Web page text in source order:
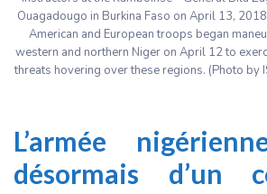
Ouagadougo in Burkina Faso on April 13,
American and European troops began
western and northern Niger on April 12 to
threats hovering over these regions. (Photo by
L’armée
désormais d’un